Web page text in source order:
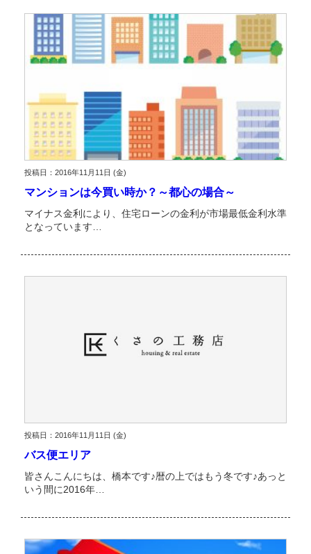
投稿日：2016年11月11日 (金)
マンションは今買い時か？～都心の場合～
マイナス金利により、住宅ローンの金利が市場最低金利水準
となっています…
投稿日：2016年11月11日 (金)
バス便エリア
皆さんこんにちは、橋本です♪暦の上ではもう冬です♪あっと
いう間に2016年…